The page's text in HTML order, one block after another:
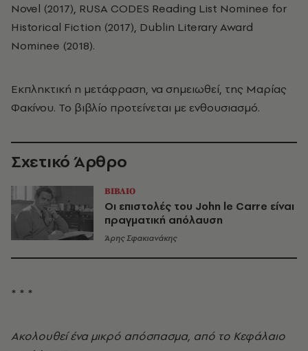
Novel (2017), RUSA CODES Reading List Nominee for
Historical Fiction (2017), Dublin Literary Award
Nominee (2018).
Εκπληκτική η μετάφραση, να σημειωθεί, της Μαρίας
Φακίνου. Το βιβλίο προτείνεται με ενθουσιασμό.
Σχετικό Άρθρο
ΒΙΒΛΙΟ
Οι επιστολές του John le Carre είναι
πραγματική απόλαυση
Άρης Σφακιανάκης
* * *
Ακολουθεί ένα μικρό απόσπασμα, από το Κεφάλαιο